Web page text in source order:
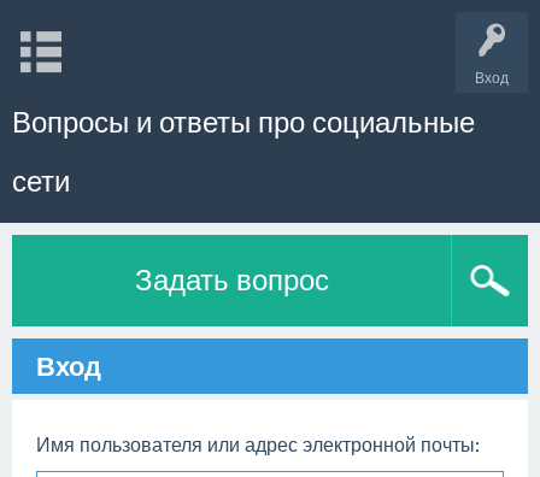
Вход
Вопросы и ответы про социальные
сети
Задать вопрос
Вход
Имя пользователя или адрес электронной почты: